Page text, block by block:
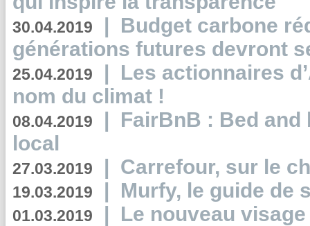
30.04.2019 | Budget carbone
générations futures devront
25.04.2019 | Les actionnaires
nom du climat !
08.04.2019 | FairBnB : Bed
local
27.03.2019 | Carrefour, sur le
19.03.2019 | Murfy, le guide de
01.03.2019 | Le nouveau